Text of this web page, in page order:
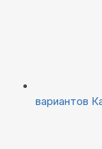
вариантов